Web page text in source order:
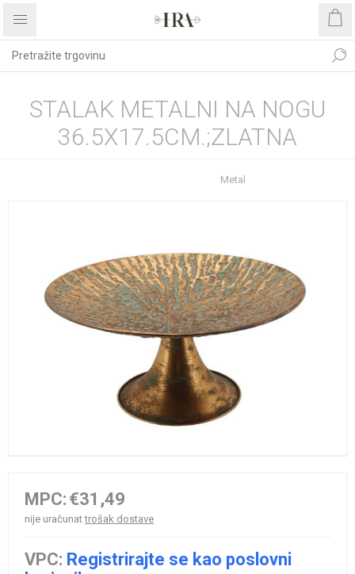
STALAK METALNI NA NOGU
36.5X17.5CM.;ZLATNA
Metal
MPC: €31,49
nije uračunattrošak dostave
VPC: Registrirajte se kao poslovni